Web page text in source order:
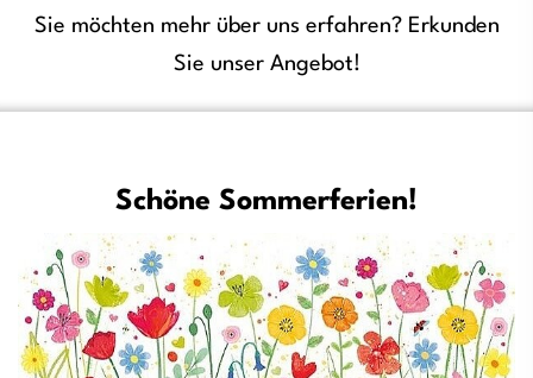
Sie möchten mehr über uns erfahren? Erkunden
Sie unser Angebot!
Schöne Sommerferien!